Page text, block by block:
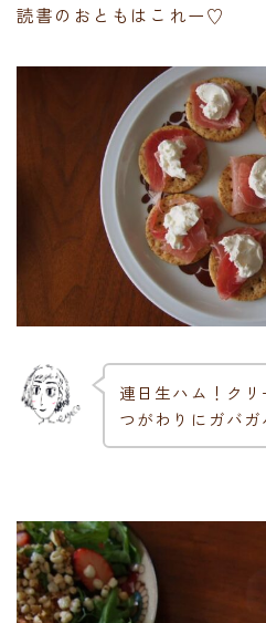
読書のおともはこれー♡
連日生ハム！ク
つがわりにガバ